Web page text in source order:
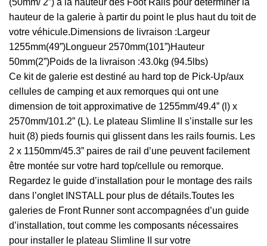
hauteur de la galerie à partir du point le plus haut du toit de
votre véhicule.Dimensions de livraison :Largeur
1255mm(49”)Longueur 2570mm(101”)Hauteur
50mm(2”)Poids de la livraison :43.0kg (94.5lbs)
Ce kit de galerie est destiné au hard top de Pick-Up/aux
cellules de camping et aux remorques qui ont une
dimension de toit approximative de 1255mm/49.4” (l) x
2570mm/101.2” (L). Le plateau Slimline II s’installe sur les
huit (8) pieds fournis qui glissent dans les rails fournis. Les
2 x 1150mm/45.3” paires de rail d’une peuvent facilement
être montée sur votre hard top/cellule ou remorque.
Regardez le guide d’installation pour le montage des rails
dans l’onglet INSTALL pour plus de détails.Toutes les
galeries de Front Runner sont accompagnées d’un guide
d’installation, tout comme les composants nécessaires
pour installer le plateau Slimline II sur votre